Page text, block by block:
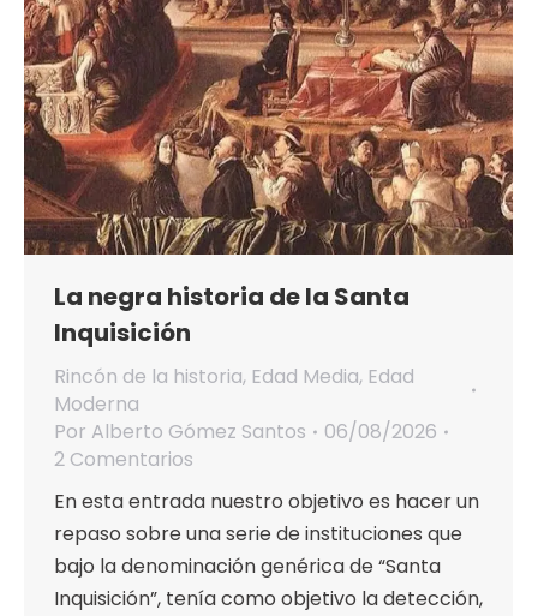
La negra historia de la Santa
Inquisición
Rincón de la historia, Edad Media, Edad
Moderna
Por Alberto Gómez Santos
06/08/2026
2 Comentarios
En esta entrada nuestro objetivo es hacer un
repaso sobre una serie de instituciones que
bajo la denominación genérica de “Santa
Inquisición”, tenía como objetivo la detección,